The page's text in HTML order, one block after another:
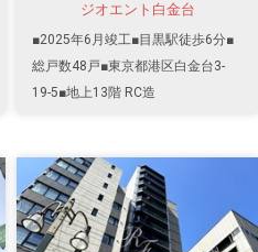
ジオエント白金台
■2025年6月竣工■目黒駅徒歩6分■
総戸数48戸■東京都港区白金台3-
19-5■地上13階 RC造